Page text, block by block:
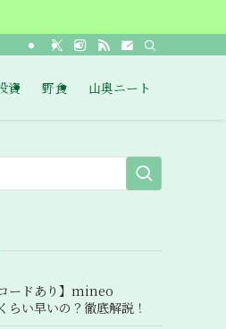
資 野食 山奥ニート
ードあり】mineo
らい早いの？徹底解説！